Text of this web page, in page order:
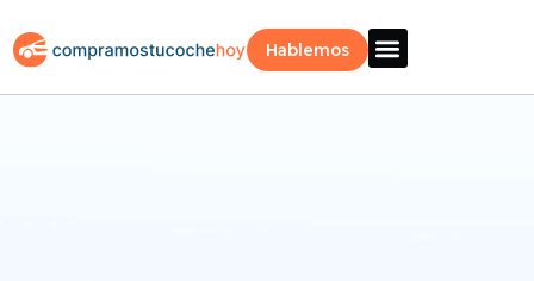
Hablemos